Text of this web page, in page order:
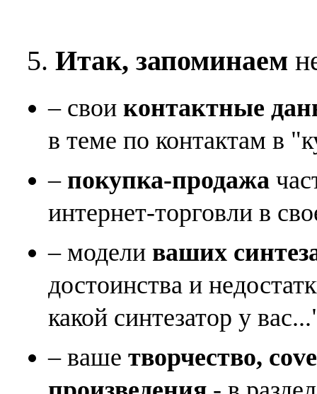
5. Итак, запоминаем
– свои контактные
в теме по контактам в
– покупка-продажа
интернет-торговли в
– модели ваших
достоинства и
какой синтезатор у
– ваше творчество,